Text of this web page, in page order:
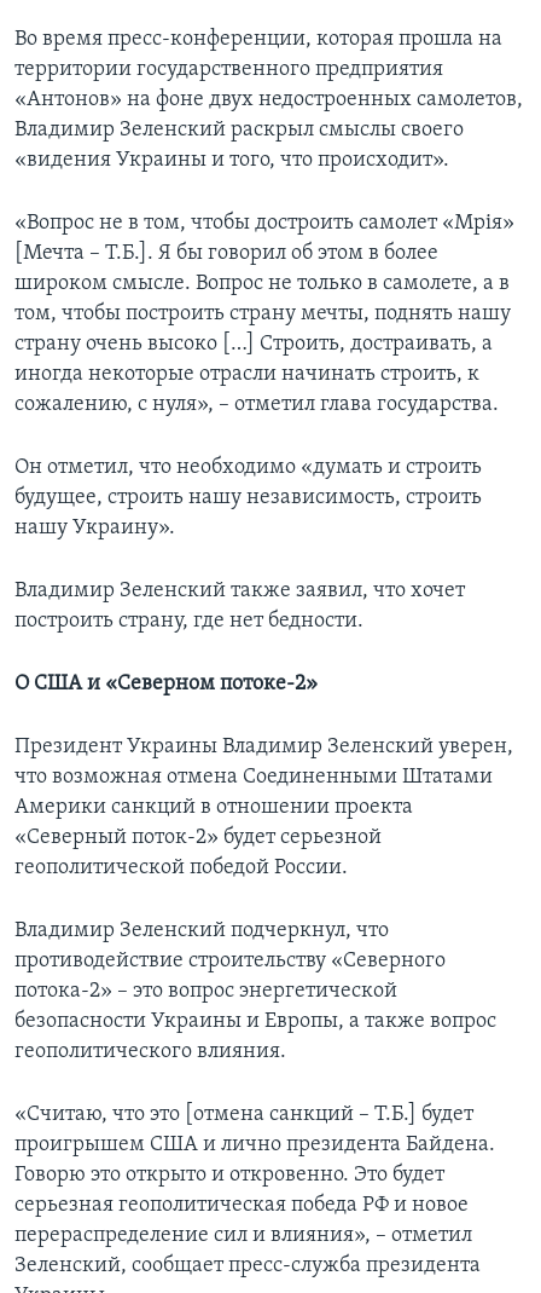
Во время пресс-конференции, которая прошла на
территории государственного предприятия
«Антонов» на фоне двух недостроенных самолетов,
Владимир Зеленский раскрыл смыслы своего
«видения Украины и того, что происходит».
«Вопрос не в том, чтобы достроить самолет «Мрія»
[Мечта – Т.Б.]. Я бы говорил об этом в более
широком смысле. Вопрос не только в самолете, а в
том, чтобы построить страну мечты, поднять нашу
страну очень высоко […] Строить, достраивать, а
иногда некоторые отрасли начинать строить, к
сожалению, с нуля», – отметил глава государства.
Он отметил, что необходимо «думать и строить
будущее, строить нашу независимость, строить
нашу Украину».
Владимир Зеленский также заявил, что хочет
построить страну, где нет бедности.
О США и «Северном потоке-2»
Президент Украины Владимир Зеленский уверен,
что возможная отмена Соединенными Штатами
Америки санкций в отношении проекта
«Северный поток-2» будет серьезной
геополитической победой России.
Владимир Зеленский подчеркнул, что
противодействие строительству «Северного
потока-2» – это вопрос энергетической
безопасности Украины и Европы, а также вопрос
геополитического влияния.
«Считаю, что это [отмена санкций – Т.Б.] будет
проигрышем США и лично президента Байдена.
Говорю это открыто и откровенно. Это будет
серьезная геополитическая победа РФ и новое
перераспределение сил и влияния», – отметил
Зеленский, сообщает пресс-служба президента